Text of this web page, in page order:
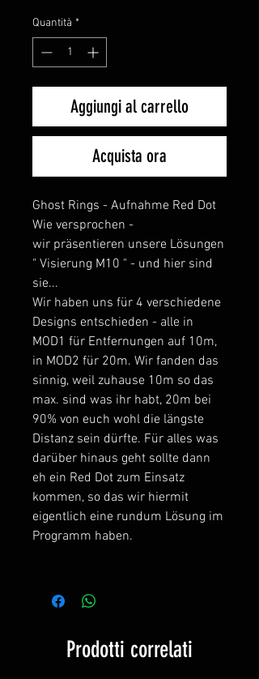
Quantità *
Aggiungi al carrello
Acquista ora
Ghost Rings - Aufnahme Red Dot
Wie versprochen -
wir präsentieren unsere Lösungen
" Visierung M10 " - und hier sind
sie...
Wir haben uns für 4 verschiedene
Designs entschieden - alle in
MOD1 für Entfernungen auf 10m,
in MOD2 für 20m. Wir fanden das
sinnig, weil zuhause 10m so das
max. sind was ihr habt, 20m bei
90% von euch wohl die längste
Distanz sein dürfte. Für alles was
darüber hinaus geht sollte dann
eh ein Red Dot zum Einsatz
kommen, so das wir hiermit
eigentlich eine rundum Lösung im
Programm haben.
Prodotti correlati